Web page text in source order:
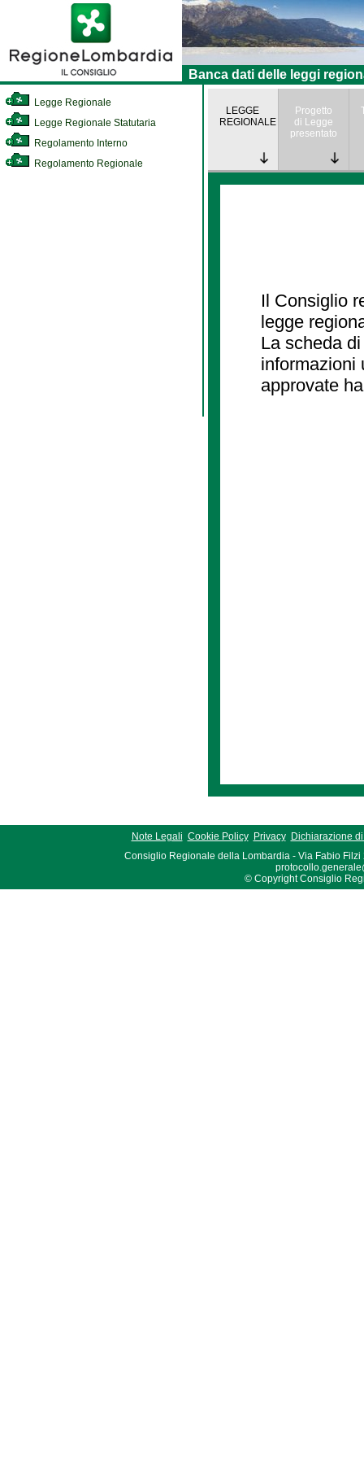
Banca dati delle leggi
Legge Regionale
Legge Regionale Statutaria
Regolamento Interno
Regolamento Regionale
LEGGE
REGIONALE
Progetto
di Legge
presentato
Il Consiglio
legge
La scheda
informazioni
approvate
Note Legali Cookie Policy Privacy
Dichiarazione
Consiglio Regionale della Lombardia - Via Fabio Filzi
© Copyright Consiglio